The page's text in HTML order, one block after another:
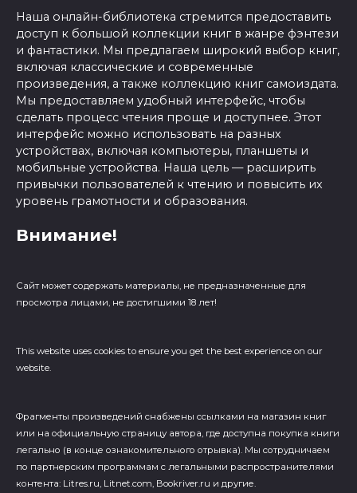
Наша онлайн-библиотека стремится предоставить
доступ к большой коллекции книг в жанре фэнтези
и фантастики. Мы предлагаем широкий выбор книг,
включая классические и современные
произведения, а также коллекцию книг самоиздата.
Мы предоставляем удобный интерфейс, чтобы
сделать процесс чтения проще и доступнее. Этот
интерфейс можно использовать на разных
устройствах, включая компьютеры, планшеты и
мобильные устройства. Наша цель — расширить
привычки пользователей к чтению и повысить их
уровень грамотности и образования.
Внимание!
Сайт может содержать материалы, не предназначенные для
просмотра лицами, не достигшими 18 лет!
This website uses cookies to ensure you get the best experience on our
website.
Фрагменты произведений cнабжены ссылками на магазин книг
или на официальную страницу автора, где доступна покупка книги
легально (в конце ознакомительного отрывка). Мы сотрудничаем
по партнерским программам с легальными распространителями
контента: Litres.ru, Litnet.com, Bookriver.ru и другие.